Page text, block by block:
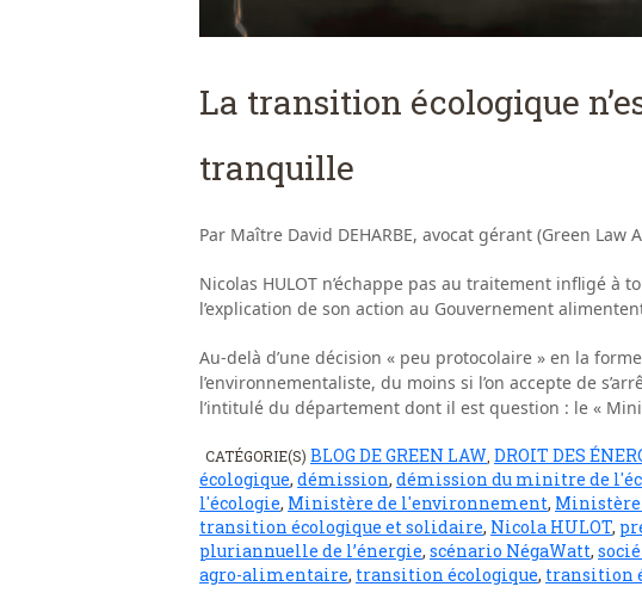
La transition écologique
tranquille
Par Maître David DEHARBE, avocat gérant (Green Law
Nicolas HULOT n’échappe pas au traitement infligé à
l’explication de son action au Gouvernement
Au-delà d’une décision « peu protocolaire » en la
l’environnementaliste, du moins si l’on accepte de
l’intitulé du département dont il est question : le «
CATÉGORIE(S) BLOG DE GREEN LAW DROIT DES
écologique, démission, démission du minitre de
l'écologie, Ministère de l'environnement, Ministère
transition écologique et solidaire, Nicola HULOT,
pluriannuelle de l’énergie, scénario NégaWatt,
agro-alimentaire, transition écologique, transition